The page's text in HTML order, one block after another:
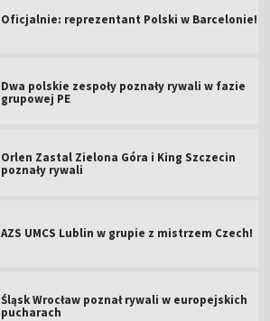
Oficjalnie: reprezentant Polski w Barcelonie!
Dwa polskie zespoły poznały rywali w fazie
grupowej PE
Orlen Zastal Zielona Góra i King Szczecin
poznały rywali
AZS UMCS Lublin w grupie z mistrzem Czech!
Śląsk Wrocław poznał rywali w europejskich
pucharach